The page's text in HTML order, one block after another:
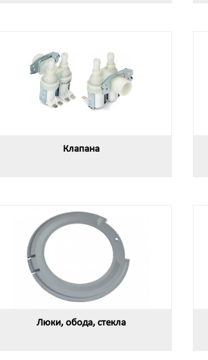
Клапана
Люки, обода, стекла